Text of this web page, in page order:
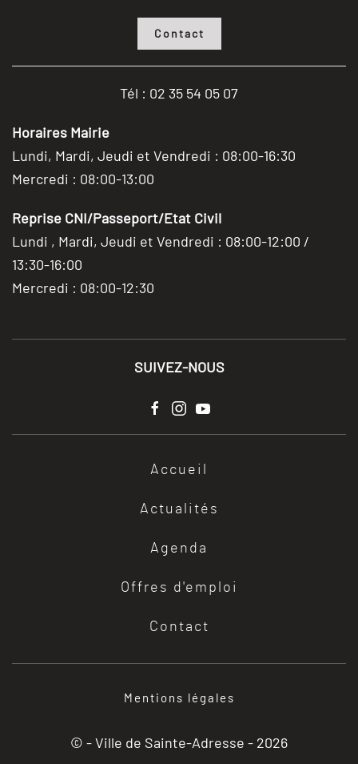
Contact
Tél : 02 35 54 05 07
Horaires Mairie
Lundi, Mardi, Jeudi et Vendredi : 08:00-16:30
Mercredi : 08:00-13:00
Reprise CNI/Passeport/Etat Civil
Lundi , Mardi, Jeudi et Vendredi : 08:00-12:00 /
13:30-16:00
Mercredi : 08:00-12:30
SUIVEZ-NOUS
Accueil
Actualités
Agenda
Offres d'emploi
Contact
Mentions légales
© - Ville de Sainte-Adresse - 2026